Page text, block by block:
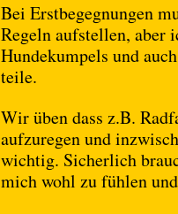
Bei Erstbegegnungen
Regeln aufstellen, aber
Hundekumpels und
teile.
Wir üben dass z.B.
aufzuregen und
wichtig. Sicherlich
mich wohl zu fühlen